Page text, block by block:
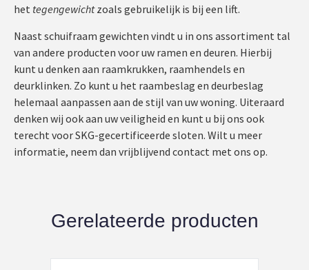
het tegengewichtzoals gebruikelijk is bij een lift.
Naast schuifraam gewichten vindt u in ons assortiment tal
van andere producten voor uw ramen en deuren. Hierbij
kunt u denken aan raamkrukken, raamhendels en
deurklinken. Zo kunt u het raambeslag en deurbeslag
helemaal aanpassen aan de stijl van uw woning. Uiteraard
denken wij ook aan uw veiligheid en kunt u bij ons ook
terecht voor SKG-gecertificeerde sloten. Wilt u meer
informatie, neem dan vrijblijvend contact met ons op.
Gerelateerde producten